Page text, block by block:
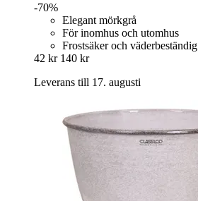
-70%
Elegant mörkgrå
För inomhus och utomhus
Frostsäker och väderbeständig
42 kr 140 kr
Leverans till 17. augusti